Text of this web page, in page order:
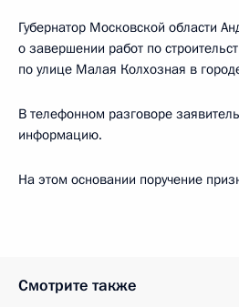
Губернатор Московской области
о завершении работ по
по улице Малая Колхозная в
В телефонном разговоре
информацию.
На этом основании поручение
Смотрите также